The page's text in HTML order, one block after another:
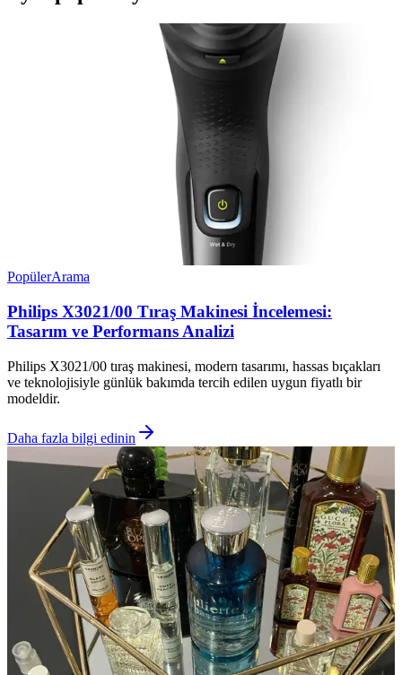
PopülerArama
Philips X3021/00 Tıraş Makinesi İncelemesi:
Tasarım ve Performans Analizi
Philips X3021/00 tıraş makinesi, modern tasarımı, hassas bıçakları
ve teknolojisiyle günlük bakımda tercih edilen uygun fiyatlı bir
modeldir.
Daha fazla bilgi edinin